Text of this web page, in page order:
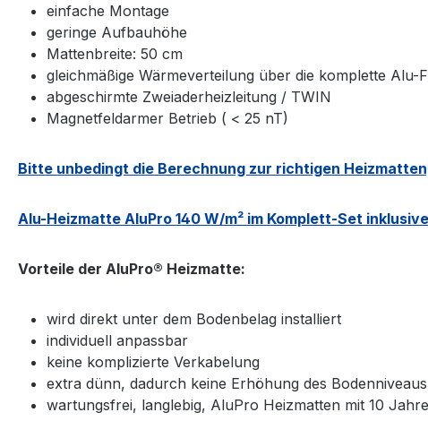
einfache Montage
geringe Aufbauhöhe
Mattenbreite: 50 cm
gleichmäßige Wärmeverteilung über die komplette Alu-
abgeschirmte Zweiaderheizleitung / TWIN
Magnetfeldarmer Betrieb ( < 25 nT)
Bitte unbedingt die Berechnung zur richtigen
Alu-Heizmatte AluPro 140 W/m² im Komplett-Set
Vorteile der AluPro® Heizmatte:
wird direkt unter dem Bodenbelag installiert
individuell anpassbar
keine komplizierte Verkabelung
extra dünn, dadurch keine Erhöhung des Bodenniveaus
wartungsfrei, langlebig, AluPro Heizmatten mit 10